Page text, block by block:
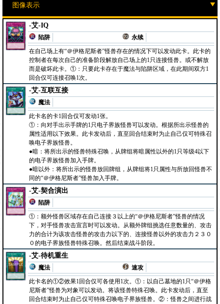
-艾-IQ
陷阱
永续
在自己场上有“＠伊格尼斯者”怪兽存在的情况下可以发动此卡。此卡的
控制者在每次自己的准备阶段解放自己场上的1只连接怪兽。或不解放
而是破坏此卡。①：只要此卡存在于魔法与陷阱区域，在此期间双方1
回合仅可连接召唤1次。
-艾-互联互接
魔法
此卡名的卡1回合仅可发动1张。
①：向对手出示手牌的1只电子界族怪兽可以发动。根据所出示怪兽的
属性适用以下效果。此卡发动后，直至回合结束时为止自己仅可特殊召
唤电子界族怪兽。
●暗：将所出示的怪兽特殊召唤，从牌组将暗属性以外的1只等级4以下
的电子界族怪兽加入手牌。
●暗以外：将所出示的怪兽放回牌组，从牌组将1只属性与所放回怪兽不
同的“＠伊格尼斯者”怪兽加入手牌。
-艾-契合演出
陷阱
①：额外怪兽区域存在自己连接３以上的“＠伊格尼斯者”怪兽的情况
下，对手怪兽攻击宣言时可以发动。从额外牌组挑选任意数量的、攻击
力的合计为该攻击怪兽的攻击力以下的、连接怪兽以外的攻击力２３０
０的电子界族怪兽特殊召唤。然后结束战斗阶段。
-艾-待机重生
魔法
速攻
此卡名的①②效果1回合仅可各使用1次。①：以自己墓地的1只“＠伊格
尼斯者”怪兽为对象可以发动。将该怪兽特殊召唤。此卡发动后，直至
回合结束时为止自己仅可特殊召唤电子界族怪兽。②：怪兽之间进行战